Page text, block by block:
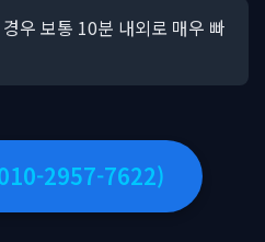
우 보통 10분 내외로 매우 빠
2957-7622)